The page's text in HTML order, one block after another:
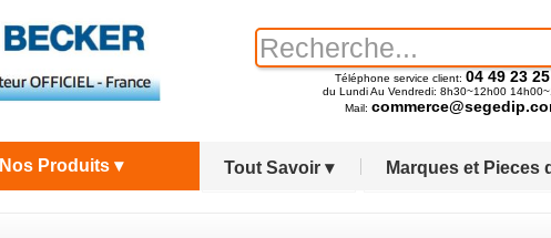
Téléphone service client: 04 49 23
du Lundi Au Vendredi: 8h30~12h00
Mail:
Tout Savoir ▾ Marques et Pieces
Nos Produits ▾